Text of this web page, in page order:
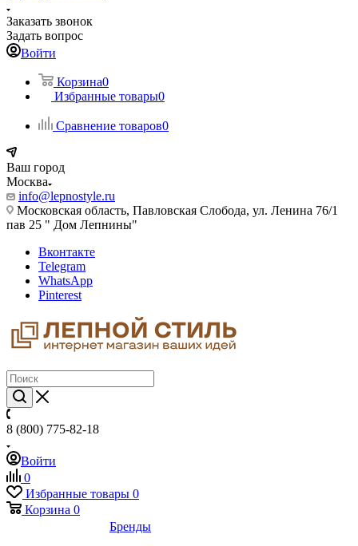
Заказать звонок
Задать вопрос
Войти
Корзина0
Избранные товары0
Сравнение товаров0
Ваш город
Москва
info@lepnostyle.ru
Московская область, Павловская Слобода, ул. Ленина 76/1
пав 25 " Дом Лепнины"
Вконтакте
Telegram
WhatsApp
Pinterest
8 (800) 775-82-18
Войти
0
Избранные товары 0
Корзина 0
Бренды